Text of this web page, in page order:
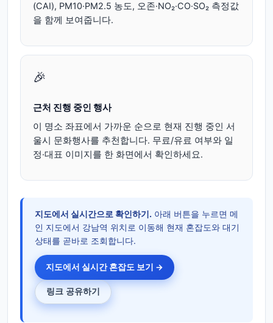
(CAI), PM10·PM2.5 농도, 오존·NO₂·CO·SO₂ 측정값
을 함께 보여줍니다.
🎉
근처 진행 중인 행사
이 명소 좌표에서 가까운 순으로 현재 진행 중인 서
울시 문화행사를 추천합니다. 무료/유료 여부와 일
정·대표 이미지를 한 화면에서 확인하세요.
지도에서 실시간으로 확인하기. 아래 버튼을 누르면 메
인 지도에서 강남역 위치로 이동해 현재 혼잡도와 대기
상태를 곧바로 조회합니다.
지도에서 실시간 혼잡도 보기 →
링크 공유하기